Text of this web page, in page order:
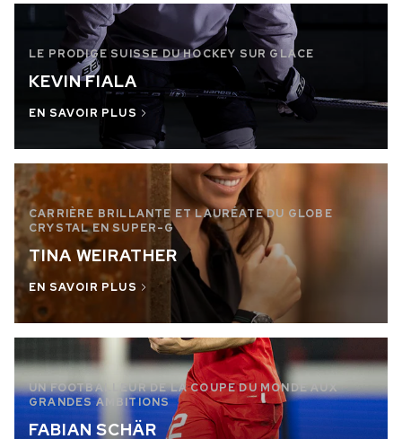
LE PRODIGE SUISSE DU HOCKEY SUR GLACE
KEVIN FIALA
EN SAVOIR PLUS
CARRIÈRE BRILLANTE ET LAURÉATE DU GLOBE
CRYSTAL EN SUPER-G
TINA WEIRATHER
EN SAVOIR PLUS
UN FOOTBALLEUR DE LA COUPE DU MONDE AUX
GRANDES AMBITIONS
FABIAN SCHÄR